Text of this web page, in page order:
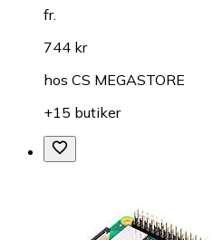
fr.
744 kr
hos CS MEGASTORE
+15 butiker